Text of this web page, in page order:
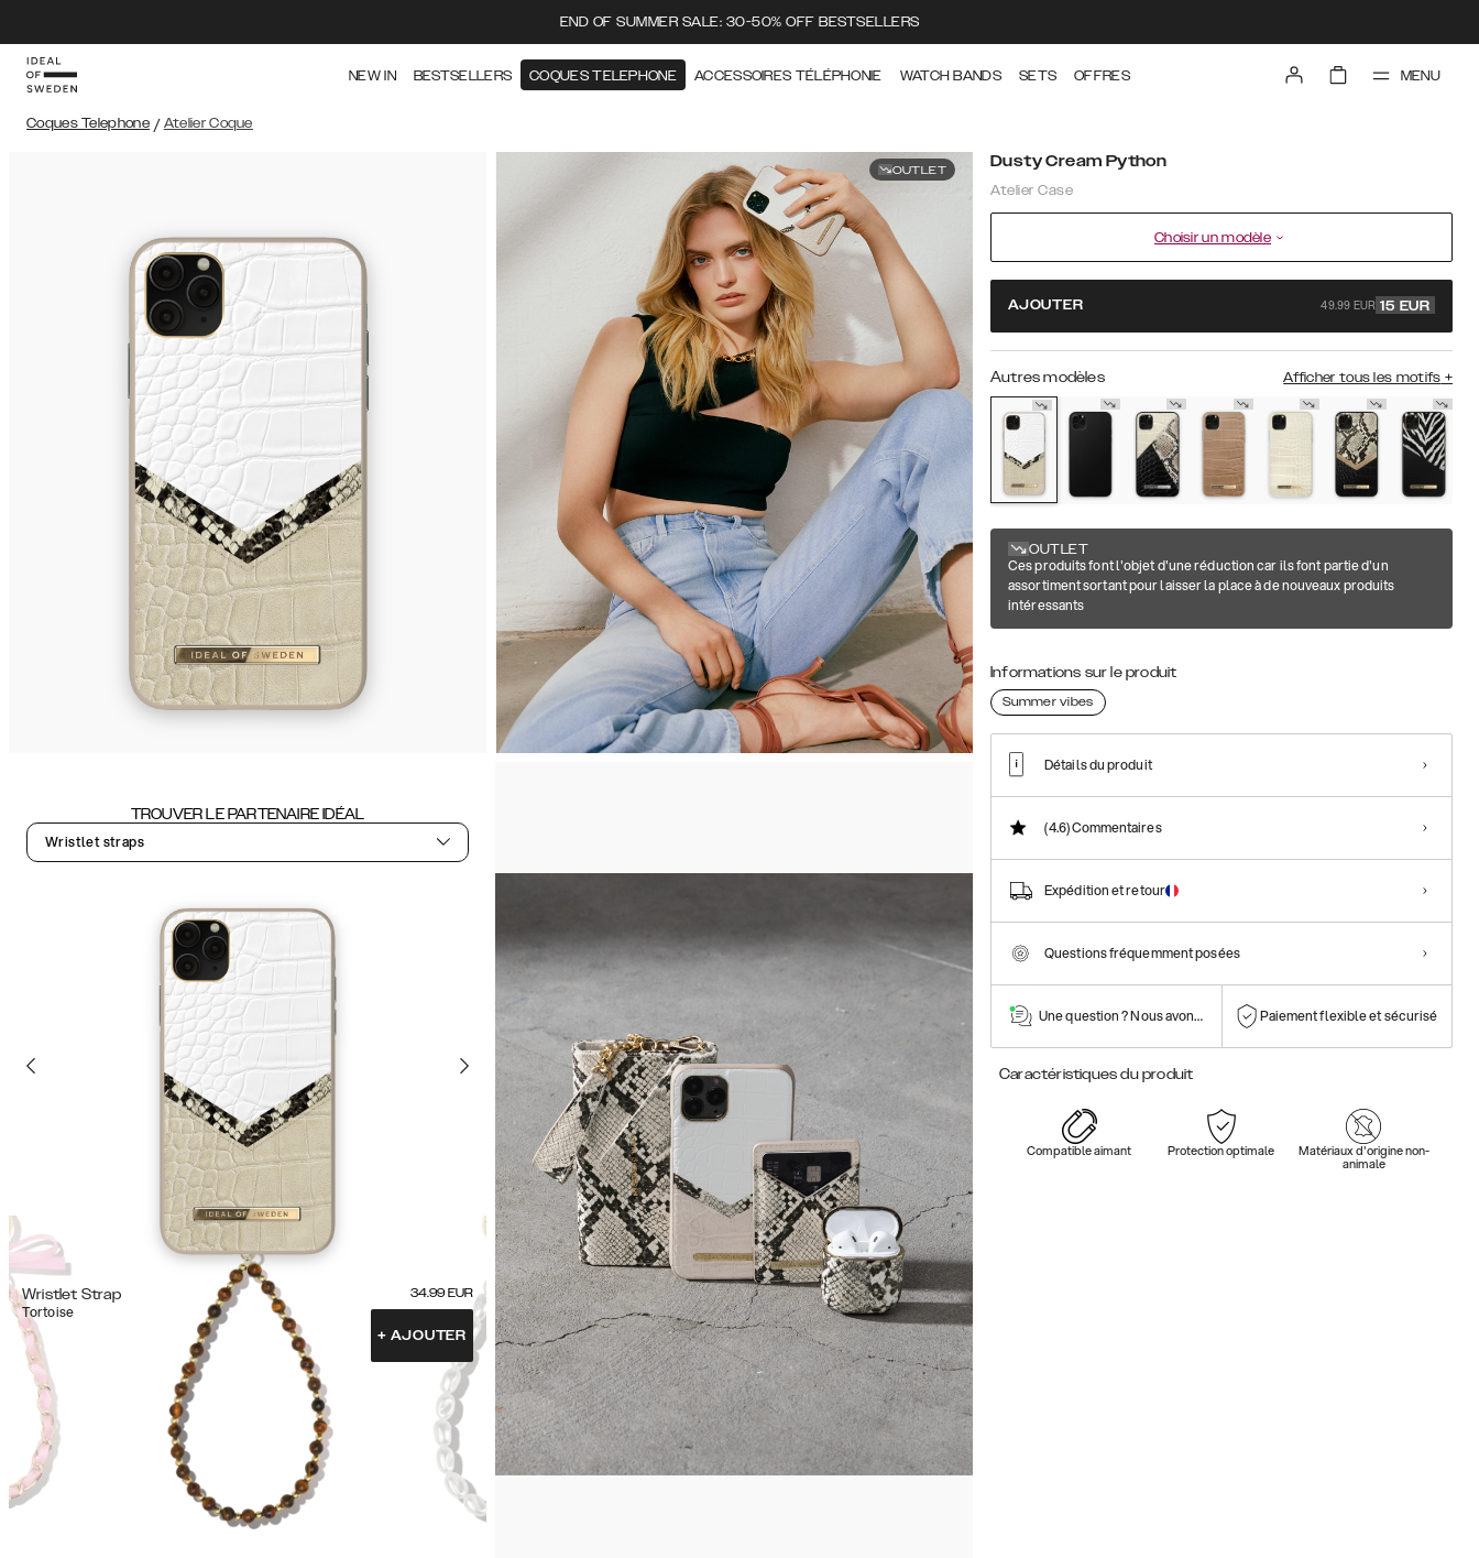
END OF SUMMER SALE: 30-50% OFF BESTSELLERS
NEW IN BESTSELLERS COQUES TELEPHONE ACCESSOIRES TÉLÉPHONIE WATCH BANDS SETS OFFRES MENU
Coques Telephone / Atelier Coque
OUTLET
TROUVER LE PARTENAIRE IDÉAL
Wristlet straps
Wristlet Strap
Tortoise
34.99 EUR
+ AJOUTER
Dusty Cream Python
Atelier Case
Choisir un modèle
AJOUTER 49.99 EUR 15 EUR
Autres modèles Afficher tous les motifs +
OUTLET
Ces produits font l'objet d'une réduction car ils font partie d'un
assortiment sortant pour laisser la place à de nouveaux produits
intéressants
Informations sur le produit
Summer vibes
Détails du produit
(4.6)Commentaires
Expédition et retour
Questions fréquemment posées
Une question ? Nous avons la réponse !Paiement flexible et sécurisé
Caractéristiques du produit
Compatible aimant Protection optimale Matériaux d'origine non-
animale